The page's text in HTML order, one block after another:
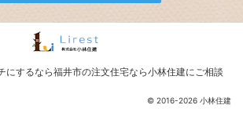
© 2016-2026 小林住建
にするなら福井市の注文住宅なら小林住建にご相談